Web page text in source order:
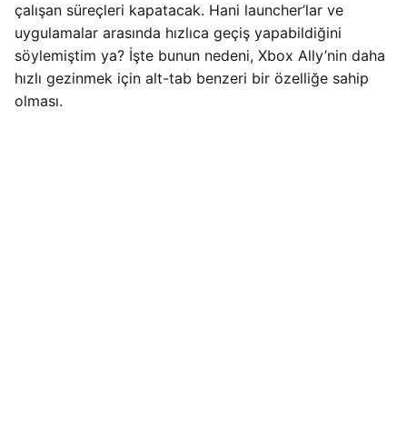
çalışan süreçleri kapatacak. Hani launcher’lar ve
uygulamalar arasında hızlıca geçiş yapabildiğini
söylemiştim ya? İşte bunun nedeni, Xbox Ally’nin daha
hızlı gezinmek için alt-tab benzeri bir özelliğe sahip
olması.